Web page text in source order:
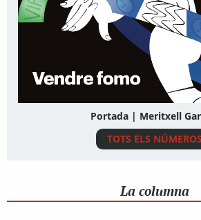
Portada | Meritxell
TOTS ELS NÚMEROS
La columna